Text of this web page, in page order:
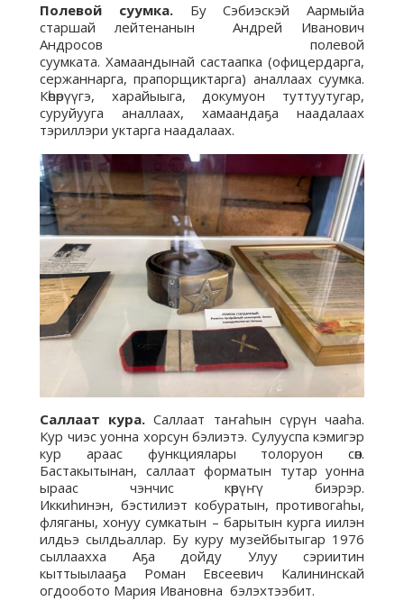
Полевой суумка. Бу Сэбиэскэй Аармыйа
старшай лейтенанын Андрей Иванович
Андросов полевой
суумката. Хамаандынай састаапка (офицердарга,
сержаннарга, прапорщиктарга) аналлаах суумка.
Көһөрүүгэ, харайыыга, докумуон туттуутугар,
суруйууга аналлаах, хамаандаҕа наадалаах
тэриллэри уктарга наадалаах.
Саллаат кура. Саллаат таҥаһын сүрүн чааһа.
Кур чиэс уонна хорсун бэлиэтэ. Сулууспа кэмигэр
кур араас функциялары толоруон сөп.
Бастакытынан, саллаат форматын тутар уонна
ыраас чэнчис көрүҥү биэрэр.
Иккиһинэн, бэстилиэт кобуратын, противогаһы,
фляганы, хонуу сумкатын – барытын курга иилэн
илдьэ сылдьаллар. Бу куру музейбытыгар 1976
сыллаахха Аҕа дойду Улуу сэриитин
кыттыылааҕа Роман Евсеевич Калининскай
огдообото Мария Ивановна бэлэхтээбит.